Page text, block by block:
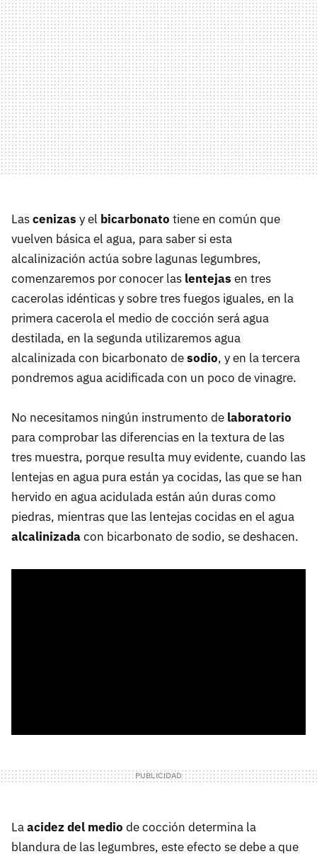
Lascenizas y el bicarbonato tiene en común que
vuelven básica el agua, para saber si esta
alcalinización actúa sobre lagunas legumbres,
comenzaremos por conocer las lentejas en tres
cacerolas idénticas y sobre tres fuegos iguales, en la
primera cacerola el medio de cocción será agua
destilada, en la segunda utilizaremos agua
alcalinizada con bicarbonato desodio, y en la tercera
pondremos agua acidificada con un poco de vinagre.
No necesitamos ningún instrumento de laboratorio
para comprobar las diferencias en la textura de las
tres muestra, porque resulta muy evidente, cuando las
lentejas en agua pura están ya cocidas, las que se han
hervido en agua acidulada están aún duras como
piedras, mientras que las lentejas cocidas en el agua
alcalinizadacon bicarbonato de sodio, se deshacen.
Laacidez del medio de cocción determina la
blandura de las legumbres, este efecto se debe a que